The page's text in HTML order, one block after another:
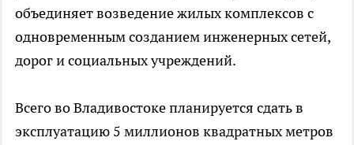
объединяет возведение жилых комплексов с
одновременным созданием инженерных сетей,
дорог и социальных учреждений.
Всего во Владивостоке планируется сдать в
эксплуатацию 5 миллионов квадратных метров